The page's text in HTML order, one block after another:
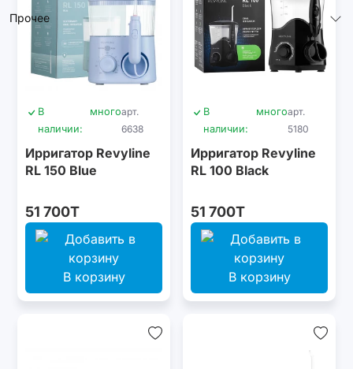
Прочее
В
наличии:
многоарт.
6638
Ирригатор Revyline
RL 150 Blue
51 700T
В корзину
В
наличии:
многоарт.
5180
Ирригатор Revyline
RL 100 Black
51 700T
В корзину